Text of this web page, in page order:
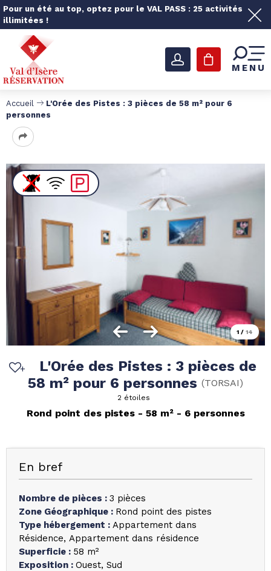
Pour un été au top, optez pour le VAL PASS : 25 activités
illimitées !
MENU
Accueil
L'Orée des Pistes : 3 pièces de 58 m² pour 6
personnes
1 / 14
L'Orée des Pistes : 3 pièces de
58 m² pour 6 personnes (TORSAI)
2 étoiles
Rond point des pistes 58 m² 6 personnes
En bref
Nombre de pièces : 3 pièces
Zone Géographique : Rond point des pistes
Type hébergement : Appartement dans
Résidence Appartement dans résidence
Superficie : 58 m²
Exposition : Ouest Sud